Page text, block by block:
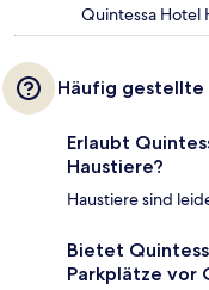
Quintessa Hotel
Häufig gestellte
Erlaubt
Haustiere?
Haustiere sind
Bietet
Parkplätze vor